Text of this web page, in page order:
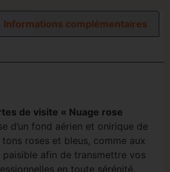
Informations complémentaires
de visite « Nuage rose
d’un fond aérien et onirique de
roses et bleus, comme aux
afin de transmettre vos
en toute sérénité,